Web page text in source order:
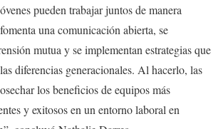
pueden trabajar juntos de manera
una comunicación abierta, se
mutua y se implementan estrategias que
diferencias generacionales. Al hacerlo, las
los beneficios de equipos más
y exitosos en un entorno laboral en